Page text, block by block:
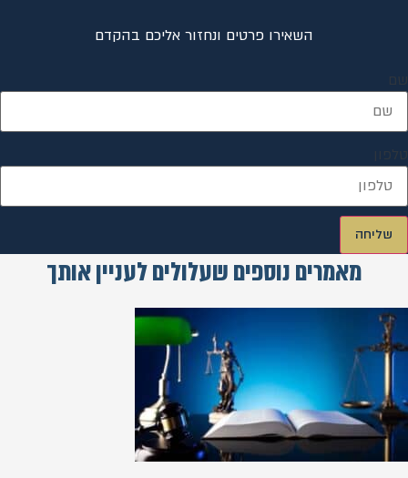
השאירו פרטים ונחזור אליכם בהקדם
שם
טלפון
שליחה
מאמרים נוספים שעלולים לעניין אותך